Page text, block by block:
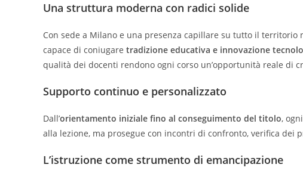
Una struttura moderna con radici solide
Con sede a Milano e una presenza capillare su tutto il
capace di coniugare tradizione educativa e innovazione
qualità dei docenti rendono ogni corso un’opportunità reale di
Supporto continuo e personalizzato
Dall’orientamento iniziale fino al conseguimento del titolo,
alla lezione, ma prosegue con incontri di confronto, verifica dei
L’istruzione come strumento di emancipazione